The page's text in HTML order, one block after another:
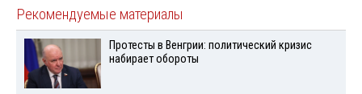
Рекомендуемые материалы
Протесты в Венгрии: политический кризис
набирает обороты